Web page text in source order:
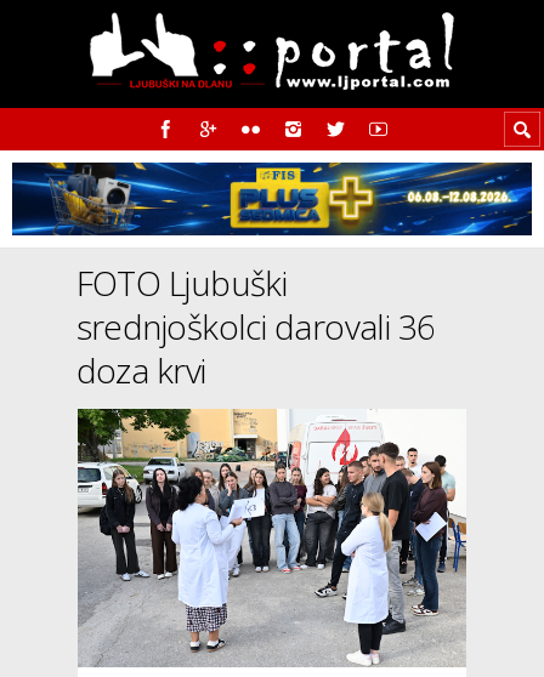
FOTO Ljubuški
srednjoškolci darovali 36
doza krvi